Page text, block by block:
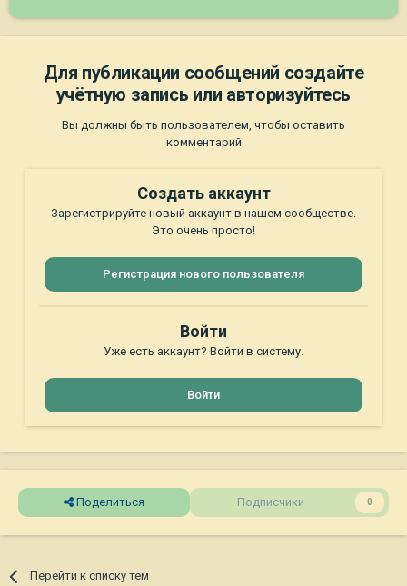
Для публикации сообщений создайте
учётную запись или авторизуйтесь
Вы должны быть пользователем, чтобы оставить
комментарий
Создать аккаунт
Зарегистрируйте новый аккаунт в нашем сообществе.
Это очень просто!
Регистрация нового пользователя
Войти
Уже есть аккаунт? Войти в систему.
Войти
Поделиться Подписчики 0
Перейти к списку тем